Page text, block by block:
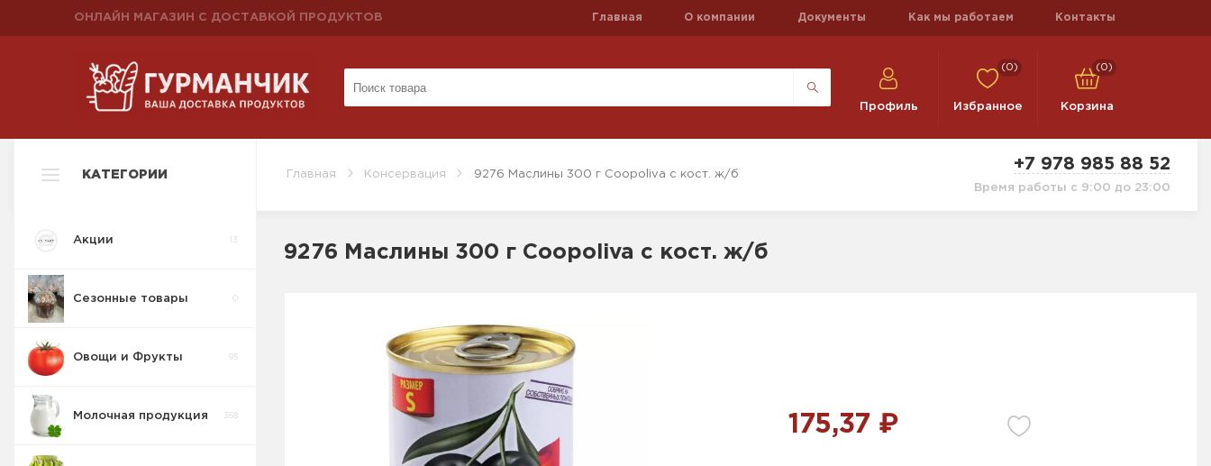
ОНЛАЙН МАГАЗИН С ДОСТАВКОЙ ПРОДУКТОВ Главная О компании Документы Как мы работаем Контакты
Профиль
(0)
Избранное
(0)
Корзина
Главная Консервация 9276 Маслины 300 г Coopoliva с кост. ж/б
+7 978 985 88 52
Время работы с 9:00 до 23:00
КАТЕГОРИИ
Акции 13
Сезонные товары
Овощи и Фрукты 95
Молочная продукция 368
9276 Маслины 300 г Coopoliva с кост. ж/б
175,37 ₽